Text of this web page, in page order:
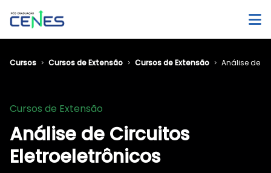
Cursos Cursos de Extensão Cursos de Extensão Análise de
Cursos de Extensão
Análise de Circuitos
Eletroeletrônicos